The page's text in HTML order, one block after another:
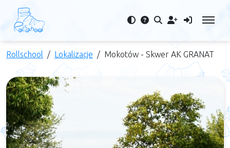
Rollschool Lokalizacje Mokotów - Skwer AK GRANAT